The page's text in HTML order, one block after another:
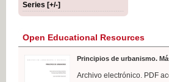
Series [+/-]
Open Educational Resources
Principios de urbanismo.
Archivo electrónico. PDF